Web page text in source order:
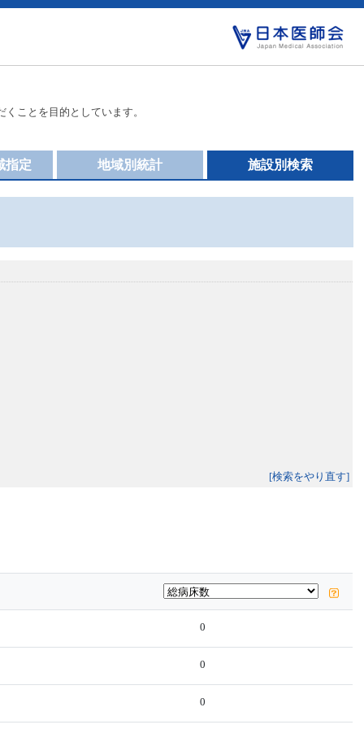
ことを目的としています。
施設別検索
地域別統計
指定
[検索をやり直す]
0
0
0